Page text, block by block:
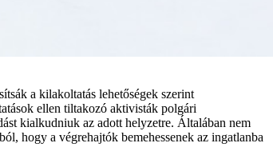
a kilakoltatás lehetőségek szerint
ellen tiltakozó aktivisták polgári
kialkudniuk az adott helyzetre. Általában nem
hogy a végrehajtók bemehessenek az ingatlanba